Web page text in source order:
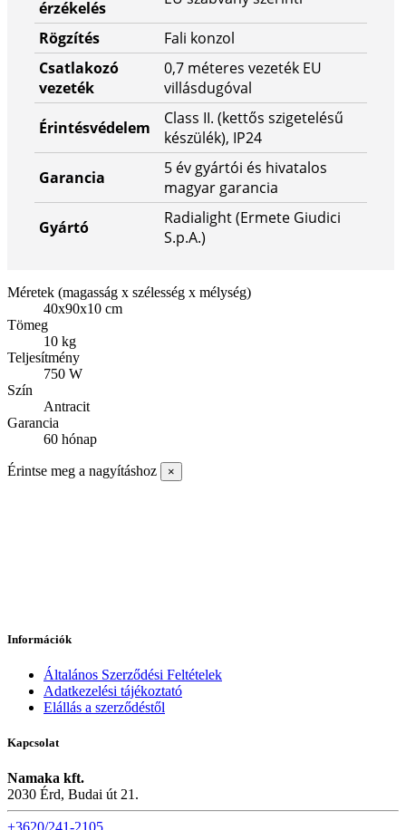
érzékelés
Rögzítés
Fali konzol
Csatlakozó
vezeték
0,7 méteres vezeték EU
villásdugóval
Érintésvédelem
Class II. (kettős szigetelésű
készülék), IP24
Garancia
5 év gyártói és hivatalos
magyar garancia
Gyártó
Radialight (Ermete Giudici
S.p.A.)
Méretek (magasság x szélesség x mélység)
40x90x10 cm
Tömeg
10 kg
Teljesítmény
750 W
Szín
Antracit
Garancia
60 hónap
Érintse meg a nagyításhoz ×
Információk
Általános Szerződési Feltételek
Adatkezelési tájékoztató
Elállás a szerződéstől
Kapcsolat
Namaka kft.
2030 Érd, Budai út 21.
+3620/241-2105